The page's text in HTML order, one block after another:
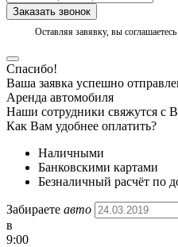
Заказать звонок
Оставляя завявку, вы
Спасибо!
Ваша заявка успешно
Аренда автомобиля
Наши сотрудники свяжутся с
Как Вам удобнее оплатить?
Наличными
Банковскими картами
Безналичный расчёт по
Забираете авто
в
9:00